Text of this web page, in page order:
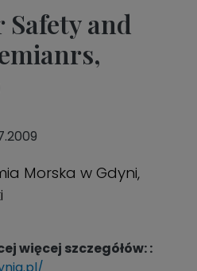
and
Morska w Gdyni,
więcej szczegółów: